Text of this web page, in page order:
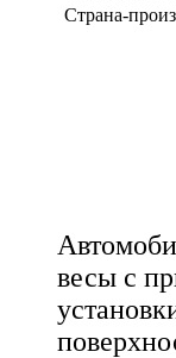
Страна-
весы с